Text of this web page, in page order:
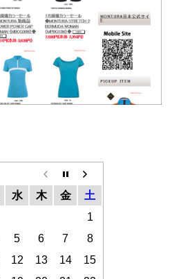
水 木 金
土
1
5 6 7
8
12 13 14
15